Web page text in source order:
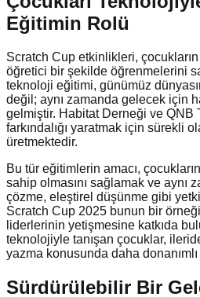
Eğitimin Rolü
Scratch Cup etkinlikleri,
öğretici bir şekilde öğrenmelerini
teknoloji eğitimi, günümüz
değil; aynı zamanda gelecek için
gelmiştir. Habitat Derneği ve QNB
farkındalığı yaratmak için sürekli
üretmektedir.
Bu tür eğitimlerin amacı,
sahip olmasını sağlamak ve aynı
çözme, eleştirel düşünme gibi
Scratch Cup 2025 bunun bir
liderlerinin yetişmesine katkıda
teknolojiyle tanışan çocuklar,
yazma konusunda daha
Sürdürülebilir Bir